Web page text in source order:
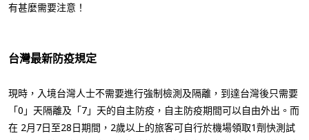
有甚麼需要注意！
台灣最新防疫規定
現時，入境台灣人士不需要進行強制檢測及隔離，到達台灣後只需要
「0」天隔離及「7」天的自主防疫，自主防疫期間可以自由外出。而
在 2月7日至28日期間，2歲以上的旅客可自行於機場領取1劑快測試